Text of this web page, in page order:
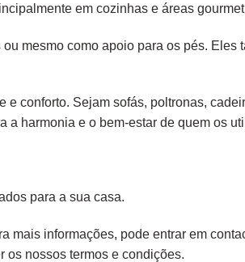
em cozinhas e áreas
mesmo como apoio para os pés. Eles
conforto. Sejam sofás, poltronas,
a harmonia e o bem-estar de quem os
para a sua casa.
informações, pode entrar em
os nossos termos e condições.